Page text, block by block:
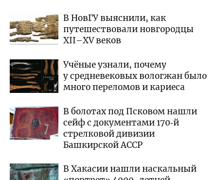
В НовГУ выяснили, как
путешествовали новгородцы
XII–XV веков
Учёные узнали, почему
у средневековых вологжан было
много переломов и кариеса
В болотах под Псковом нашли
сейф с документами 170‑й
стрелковой дивизии
Башкирской АССР
В Хакасии нашли наскальный